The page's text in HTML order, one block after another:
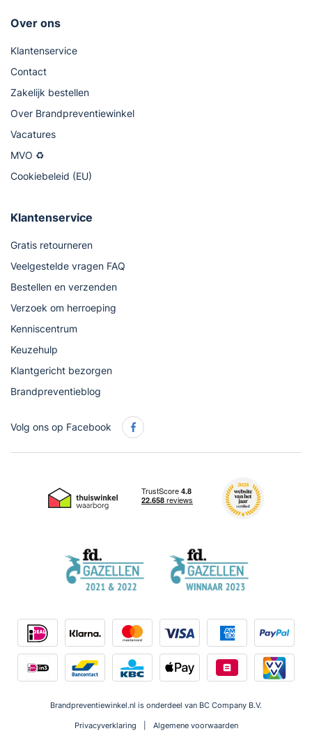
Over ons
Klantenservice
Contact
Zakelijk bestellen
Over Brandpreventiewinkel
Vacatures
MVO ♻
Cookiebeleid (EU)
Klantenservice
Gratis retourneren
Veelgestelde vragen FAQ
Bestellen en verzenden
Verzoek om herroeping
Kenniscentrum
Keuzehulp
Klantgericht bezorgen
Brandpreventieblog
Volg ons op Facebook
Brandpreventiewinkel.nl is onderdeel van BC Company B.V.
Privacyverklaring Algemene voorwaarden